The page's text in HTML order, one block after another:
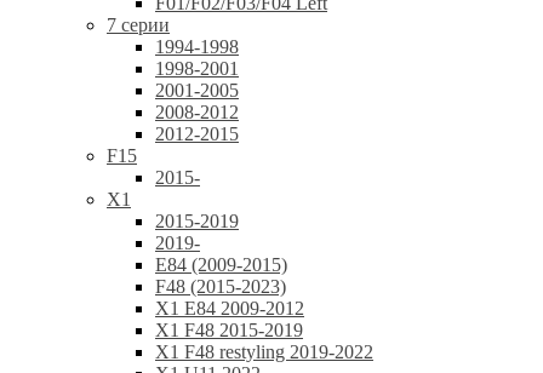
7 серии
1994-1998
1998-2001
2001-2005
2008-2012
2012-2015
F15
2015-
X1
2015-2019
2019-
E84 (2009-2015)
F48 (2015-2023)
X1 E84 2009-2012
X1 F48 2015-2019
X1 F48 restyling 2019-2022